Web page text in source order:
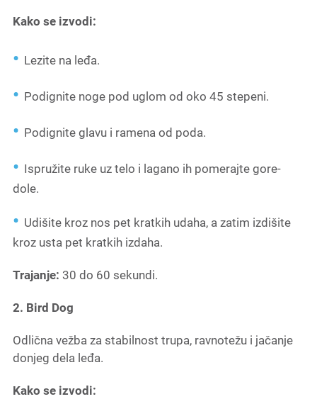
Kako se izvodi:
Lezite na leđa.
Podignite noge pod uglom od oko 45 stepeni.
Podignite glavu i ramena od poda.
Ispružite ruke uz telo i lagano ih pomerajte gore-
dole.
Udišite kroz nos pet kratkih udaha, a zatim izdišite
kroz usta pet kratkih izdaha.
Trajanje: 30 do 60 sekundi.
2. Bird Dog
Odlična vežba za stabilnost trupa, ravnotežu i jačanje
donjeg dela leđa.
Kako se izvodi: